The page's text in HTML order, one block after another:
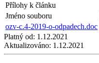
Přílohy k článku
Jméno souboru
ozv-c.4-2019-o-odpadech.doc
Platný od: 1.12.2021
Aktualizováno: 1.12.2021